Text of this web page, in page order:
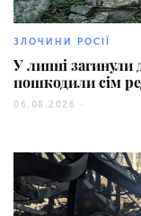
ЗЛОЧИНИ РОСІЇ
У липні загинули
пошкодили сім
06.08.2026 -